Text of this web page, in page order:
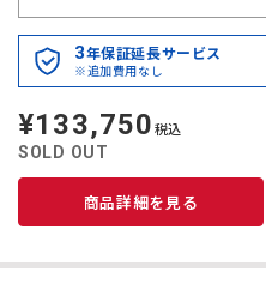
3年保証延長サービス
※追加費用なし
定
価
¥133,750 税込
SOLD OUT
商品詳細を見る